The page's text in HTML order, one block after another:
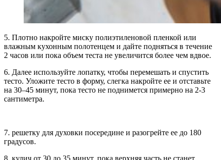
5. Плотно накройте миску полиэтиленовой пленкой или
влажным кухонным полотенцем и дайте подняться в течение
2 часов или пока объем теста не увеличится более чем вдвое.
6. Далее используйте лопатку, чтобы перемешать и спустить
тесто. Уложите тесто в форму, слегка накройте ее и отставьте
на 30–45 минут, пока тесто не поднимется примерно на 2-3
сантиметра.
7. решетку для духовки посередине и разогрейте ее до 180
градусов.